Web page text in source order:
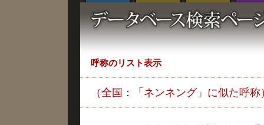
呼称のリスト表示
（全国：「ネンネング」に似た呼称